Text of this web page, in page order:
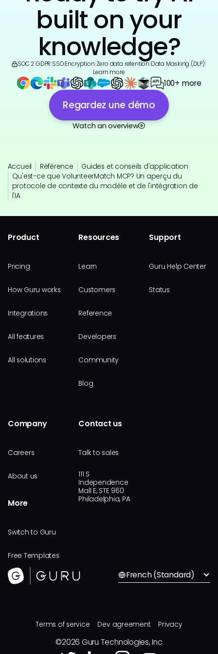
built on your
knowledge?
SOC 2 GDPR SSO|Encryption Zero data retention Data Masking (DLP)
Learn more
100+ more
Regardez une démo
Watch an overview
Accueil Référence
Guides et conseils d'application
Qu'est-ce que VolunteerMatch MCP? Un aperçu du
protocole de contexte du modèle et de l'intégration de
l'IA
Product
Pricing
How Guru works
Integrations
All features
All solutions
Resources
Learn
Customers
Reference
Developers
Community
Blog
Support
Guru Help Center
Status
Company
Careers
About us
More
Switch to Guru
Free Templates
Contact us
Talk to sales
111 S
Independence
Mall E, STE 960
Philadelphia, PA
French (Standard)
Terms of service Dev agreement Privacy
©2026 Guru Technologies, Inc